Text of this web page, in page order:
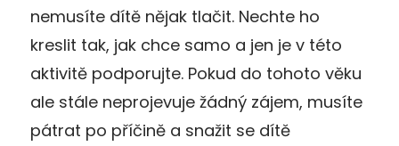
nemusíte dítě nějak tlačit. Nechte ho
kreslit tak, jak chce samo a jen je v této
aktivitě podporujte. Pokud do tohoto věku
ale stále neprojevuje žádný zájem, musíte
pátrat po příčině a snažit se dítě